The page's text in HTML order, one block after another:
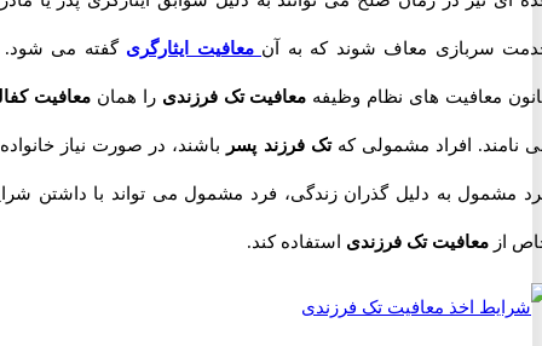
سربازی معاف شوند که به آنمعافیت ایثارگریگفته می شود. در
معافیت های نظام وظیفهمعافیت تک فرزندی را همانمعافیت کفالت
افراد مشمولی کهتک فرزند پسر باشند، در صورت نیاز خانواده به
به دلیل گذران زندگی، فرد مشمول می تواند با داشتن شرایط
معافیت تک فرزندی استفاده کند.